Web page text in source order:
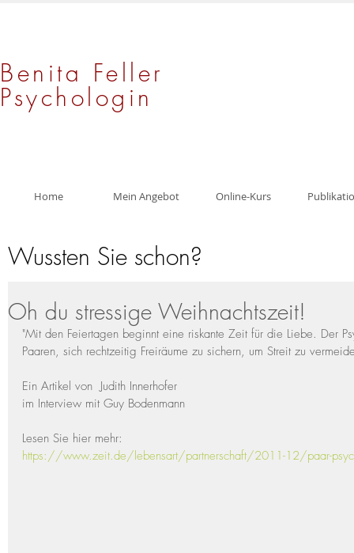
Benita Feller
Psychologin
Home Mein Angebot Online-Kurs
Wussten Sie schon?
Oh du stressige Weihnachtszeit!
"Mit den Feiertagen beginnt eine riskante Zeit für die Liebe. Der
Paaren, sich rechtzeitig Freiräume zu sichern, um Streit zu
Ein Artikel von  Judith Innerhofer
im Interview mit Guy Bodenmann
Lesen Sie hier mehr:
https://www.zeit.de/lebensart/partnerschaft/2011-12/paar-